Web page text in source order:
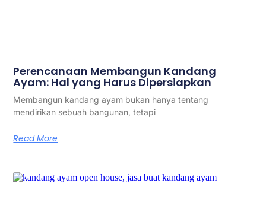
Perencanaan Membangun Kandang
Ayam: Hal yang Harus Dipersiapkan
Membangun kandang ayam bukan hanya tentang
mendirikan sebuah bangunan, tetapi
Read More